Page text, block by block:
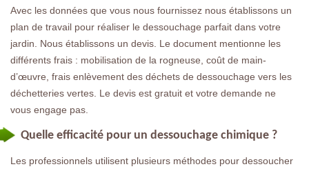
Avec les données que vous nous fournissez nous établissons un
plan de travail pour réaliser le dessouchage parfait dans votre
jardin. Nous établissons un devis. Le document mentionne les
différents frais : mobilisation de la rogneuse, coût de main-
d’œuvre, frais enlèvement des déchets de dessouchage vers les
déchetteries vertes. Le devis est gratuit et votre demande ne
vous engage pas.
Quelle efficacité pour un dessouchage chimique ?
Les professionnels utilisent plusieurs méthodes pour dessoucher